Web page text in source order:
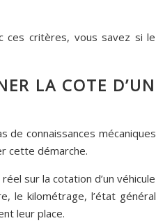
ces critères, vous savez si le
LA COTE D’UN
de connaissances mécaniques
cette démarche.
sur la cotation d’un véhicule
le kilométrage, l’état général
leur place.